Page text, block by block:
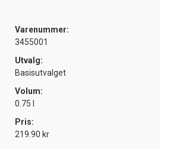
Varenummer:
3455001
Utvalg:
Basisutvalget
Volum:
0.75 l
Pris:
219.90 kr